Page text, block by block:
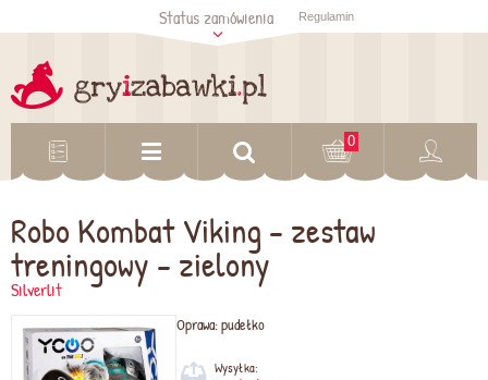
Sprawdź status
zamówienia
Status zamówienia Regulamin
0
Robo Kombat Viking - zestaw
treningowy - zielony
Silverlit
Oprawa:pudełko
Wysyłka: